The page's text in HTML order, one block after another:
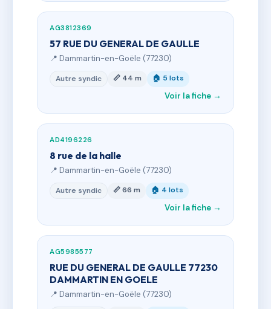
AG3812369
57 RUE DU GENERAL DE GAULLE
📍 Dammartin-en-Goële (77230)
Autre syndic 📏 44 m 🏠 5 lots
Voir la fiche →
AD4196226
8 rue de la halle
📍 Dammartin-en-Goële (77230)
Autre syndic 📏 66 m 🏠 4 lots
Voir la fiche →
AG5985577
RUE DU GENERAL DE GAULLE 77230
DAMMARTIN EN GOELE
📍 Dammartin-en-Goële (77230)